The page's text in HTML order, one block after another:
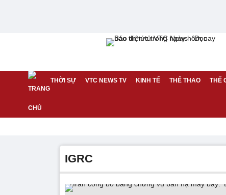
THỜI SỰ VTC NEWS TV KINH TẾ THỂ THAO THẾ
IGRC